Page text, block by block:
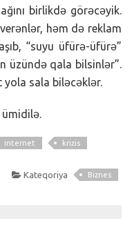
birlikdə görəcəyik.
həm də reklam
“suyu üfürə-üfürə”
üzündə qala bilsinlər”.
yola sala biləcəklər.
internet
krizis
Kateqoriya Biznes